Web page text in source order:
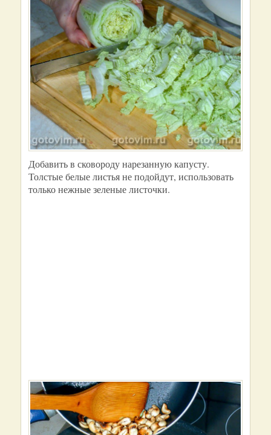
Добавить в сковороду нарезанную капусту.
Толстые белые листья не подойдут, использовать
только нежные зеленые листочки.